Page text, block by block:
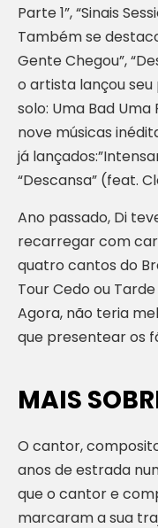
Parte 1”, “Sinais
Também se
Gente Chegou”,
o artista lançou
solo: Uma Bad
nove músicas
já
“Descansa” (feat.
Ano passado, Di
recarregar com
quatro cantos do
Tour Cedo ou
Agora, não teria
que presentear os
MAIS
O cantor,
anos de estrada
que o cantor e
marcaram a sua